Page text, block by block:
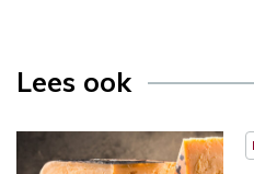
Lees ook